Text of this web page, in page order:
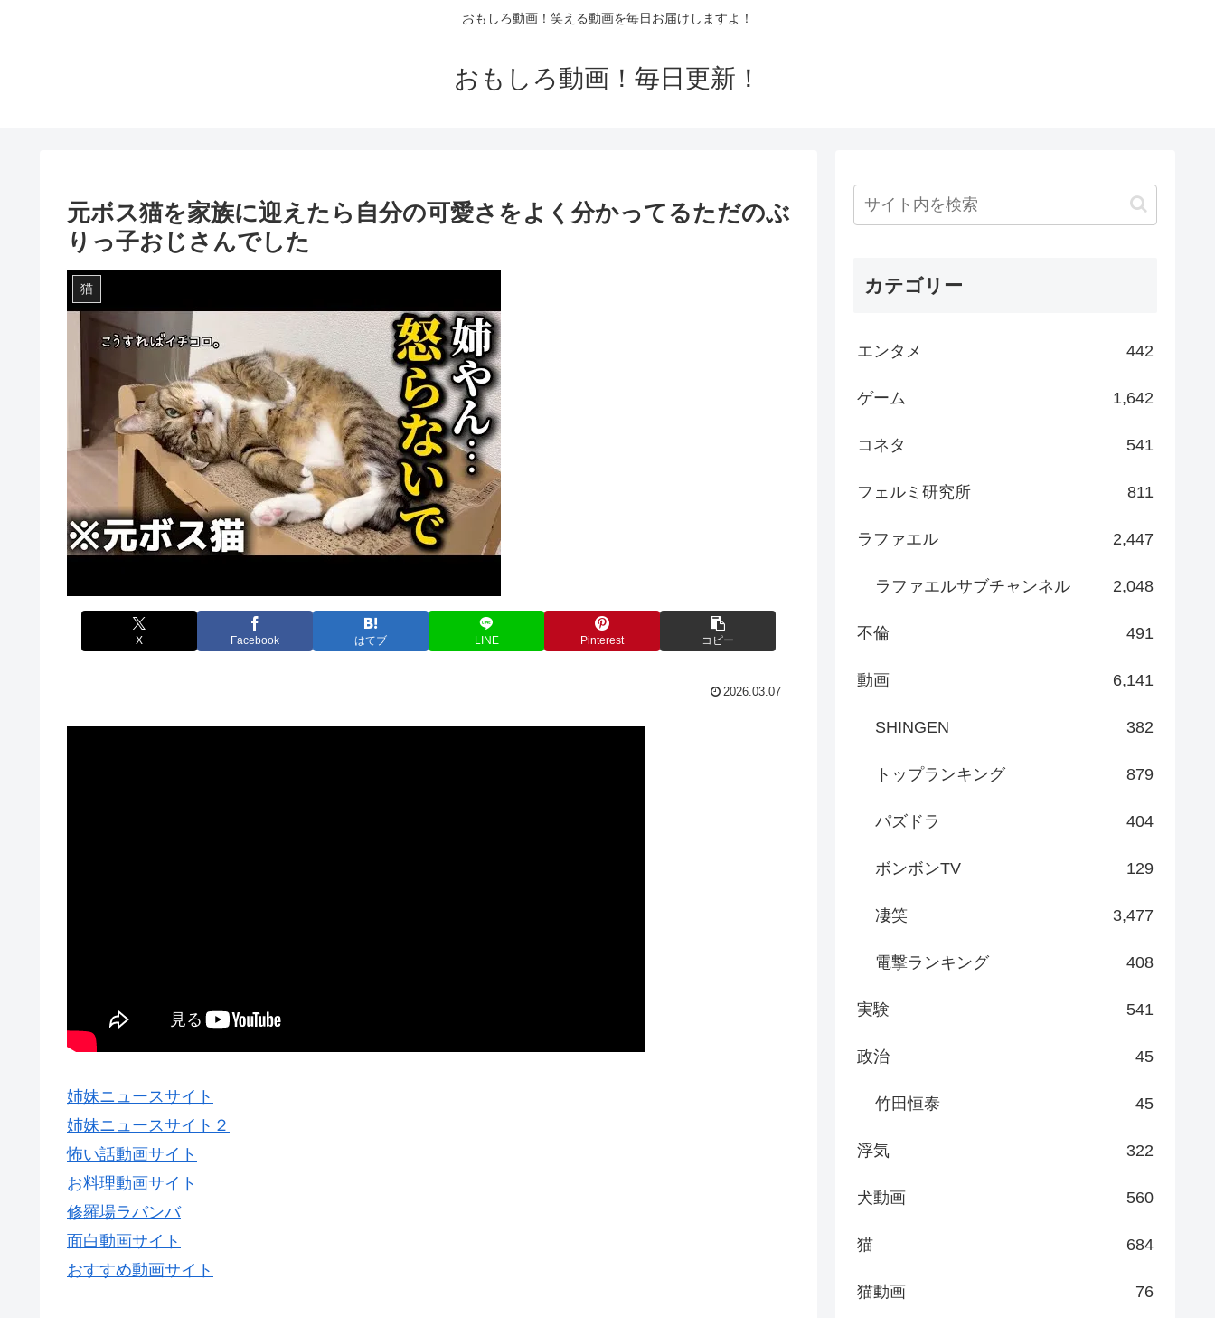
おもしろ動画！笑える動画を毎日お届けしますよ！
おもしろ動画！毎日更新！
元ボス猫を家族に迎えたら自分の可愛さをよく分かってるただのぶ
りっ子おじさんでした
猫
X Facebook はてブ LINE Pinterest コピー
2026.03.07
姉妹ニュースサイト
姉妹ニュースサイト２
怖い話動画サイト
お料理動画サイト
修羅場ラバンバ
面白動画サイト
おすすめ動画サイト
カテゴリー
エンタメ 442
ゲーム 1,642
コネタ 541
フェルミ研究所 811
ラファエル 2,447
ラファエルサブチャンネル 2,048
不倫 491
動画 6,141
SHINGEN 382
トップランキング 879
パズドラ 404
ボンボンTV 129
凄笑 3,477
電撃ランキング 408
実験 541
政治 45
竹田恒泰 45
浮気 322
犬動画 560
猫 684
猫動画 76